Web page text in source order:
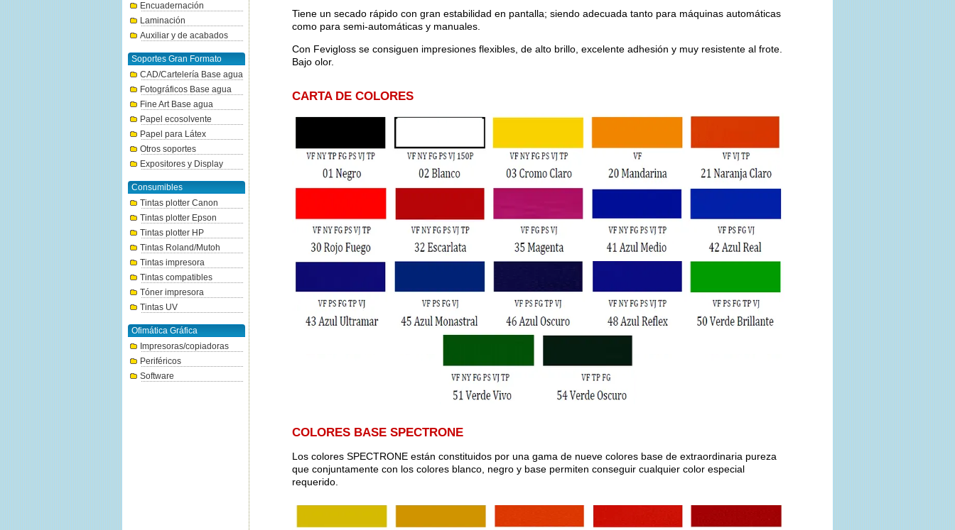
Encuadernación
Laminación
Auxiliar y de acabados
Soportes Gran Formato
CAD/Cartelería Base agua
Fotográficos Base agua
Fine Art Base agua
Papel ecosolvente
Papel para Látex
Otros soportes
Expositores y Display
Consumibles
Tintas plotter Canon
Tintas plotter Epson
Tintas plotter HP
Tintas Roland/Mutoh
Tintas impresora
Tintas compatibles
Tóner impresora
Tintas UV
Ofimática Gráfica
Impresoras/copiadoras
Periféricos
Software
Tiene un secado rápido con gran estabilidad en pantalla; siendo adecuada tanto para máquinas automáticas
como para semi-automáticas y manuales.
Con Fevigloss se consiguen impresiones flexibles, de alto brillo, excelente adhesión y muy resistente al frote.
Bajo olor.
CARTA DE COLORES
COLORES BASE SPECTRONE
Los colores SPECTRONE están constituidos por una gama de nueve colores base de extraordinaria pureza
que conjuntamente con los colores blanco, negro y base permiten conseguir cualquier color especial
requerido.